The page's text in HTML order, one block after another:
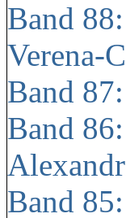
Band 88:
Verena-
Band
Band 86:
Band